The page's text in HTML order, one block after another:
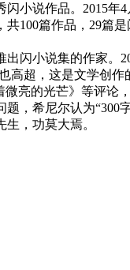
小说作品。2015
100篇作品，29篇
出闪小说集的作家。
超，这是文学创作
的光芒》等评论
，希尼尔认为“300字
，功莫大焉。